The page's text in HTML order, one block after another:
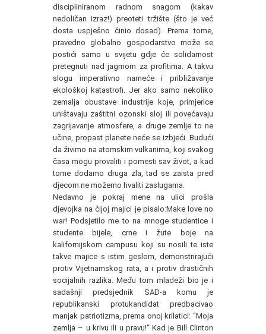
discipliniranom radnom snagom (kakav
nedoličan izraz!) preoteti tržište (što je već
dosta uspješno činio dosad). Prema tome,
pravedno globalno gospodarstvo može se
postići samo u svijetu gdje će solidarnost
pretegnuti nad jagmom za profitima. A takvu
slogu imperativno nameće i približavanje
ekološkoj katastrofi. Jer ako samo nekoliko
zemalja obustave industrije koje, primjerice
uništavaju zaštitni ozonski sloj ili povećavaju
zagrijavanje atmosfere, a druge zemlje to ne
učine, propast planete neće se izbjeći. Budući
da živimo na atomskim vulkanima, koji svakog
časa mogu provaliti i pomesti sav život, a kad
tome dodamo druga zla, tad se zaista pred
djecom ne možemo hvaliti zaslugama.
Nedavno je pokraj mene na ulici prošla
djevojka na čijoj majici je pisalo:Make love no
war! Podsjetilo me to na mnoge studentice i
studente bijele, crne i žute boje na
kalifornijskom campusu koji su nosili te iste
takve majice s istim geslom, demonstrirajući
protiv Vijetnamskog rata, a i protiv drastičnih
socijalnih razlika. Među tom mladeži bio je i
sadašnji predsjednik SAD-a komu je
republikanski protukandidat predbacivao
manjak patriotizma, prema onoj krilatici: “Moja
zemlja – u krivu ili u pravu!“ Kad je Bill Clinton